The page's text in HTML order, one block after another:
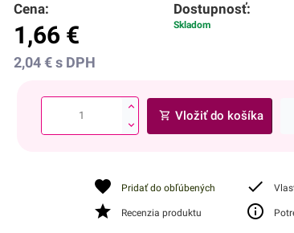
Cena:
1,66 €
2,04€s DPH
Dostupnosť:
Skladom
Vložiť do košíka
Pridať do obľúbených
Recenzia produktu